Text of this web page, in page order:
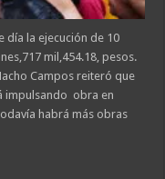
día la ejecución de 10
mil,454.18, pesos.
Campos reiteró que
impulsando obra en
habrá más obras